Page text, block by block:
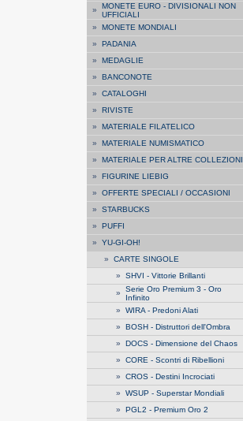
» MONETE EURO - DIVISIONALI NON
UFFICIALI
» MONETE MONDIALI
» PADANIA
» MEDAGLIE
» BANCONOTE
» CATALOGHI
» RIVISTE
» MATERIALE FILATELICO
» MATERIALE NUMISMATICO
» MATERIALE PER ALTRE COLLEZIONI
» FIGURINE LIEBIG
» OFFERTE SPECIALI / OCCASIONI
» STARBUCKS
» PUFFI
» YU-GI-OH!
» CARTE SINGOLE
» SHVI - Vittorie Brillanti
» Serie Oro Premium 3 - Oro
Infinito
» WIRA - Predoni Alati
» BOSH - Distruttori dell'Ombra
» DOCS - Dimensione del Chaos
» CORE - Scontri di Ribellioni
» CROS - Destini Incrociati
» WSUP - Superstar Mondiali
» PGL2 - Premium Oro 2